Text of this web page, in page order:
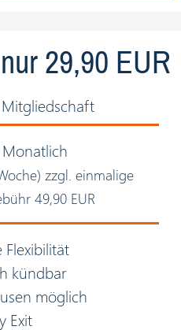
29,90 EUR
zzgl. einmalige
49,90 EUR
Flexibilität
kündbar
möglich
Exit